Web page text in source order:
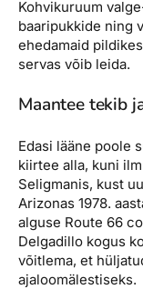
Kohvikuruum
baaripukkide ning
ehedamaid
servas võib leida.
Maantee tekib
Edasi lääne poole
kiirtee alla, kuni
Seligmanis, kust
Arizonas 1978.
alguse Route 66
Delgadillo kogus
võitlema, et
ajaloomälestiseks.